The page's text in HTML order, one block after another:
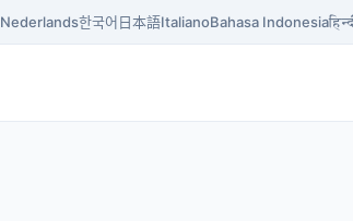
Bahasa Indonesia
Italiano
日本語
한국어
Nederlands